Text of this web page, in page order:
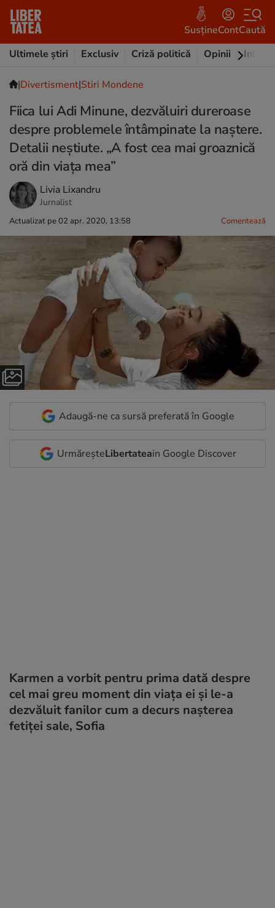
SusțineContCaută
Ultimele știri
Exclusiv Criză politică Opinii
|Divertisment|Stiri Mondene
Fiica lui Adi Minune, dezvăluiri dureroase
despre problemele întâmpinate la naștere.
Detalii neștiute. „A fost cea mai groaznică
oră din viața mea”
Livia Lixandru
Jurnalist
Actualizat pe 02 apr. 2020, 13:58 Comentează
Adaugă-ne ca sursă preferată în Google
UrmăreșteLibertateain Google Discover
Karmen a vorbit pentru prima dată despre
cel mai greu moment din viața ei şi le-a
dezvăluit fanilor cum a decurs nașterea
fetiței sale, Sofia